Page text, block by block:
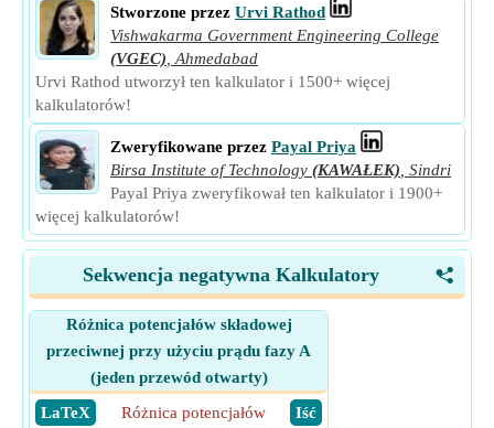
Stworzone przez Urvi Rathod
Vishwakarma Government Engineering College
(VGEC) Ahmedabad
Urvi Rathod utworzył ten kalkulator i 1500+ więcej
kalkulatorów!
Zweryfikowane przez Payal Priya
Birsa Institute of Technology (KAWAŁEK) Sindri
Payal Priya zweryfikował ten kalkulator i 1900+
więcej kalkulatorów!
<
Sekwencja negatywna Kalkulatory
Różnica potencjałów składowej
przeciwnej przy użyciu prądu fazy A
(jeden przewód otwarty)
​ LaTeX
​ Iść
Różnica potencjałów